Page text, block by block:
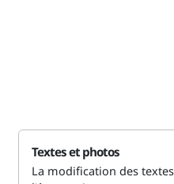
Textes et photos
La modification des